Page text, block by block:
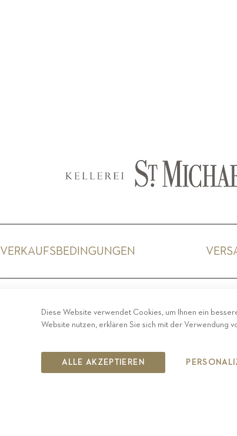
VERKAUFSBEDINGUNGEN
COPYRIGHT 2019
Diese Website verwendet Cookies, um Ihnen ein
Website nutzen, erklären Sie sich mit der Verwendung
ALLE AKZEPTIEREN